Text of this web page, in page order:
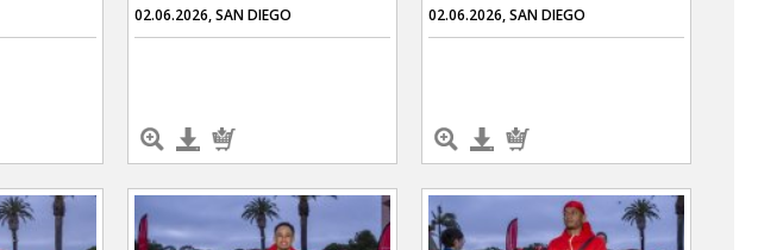
02.06.2026, SAN DIEGO 02.06.2026, SAN DIEGO